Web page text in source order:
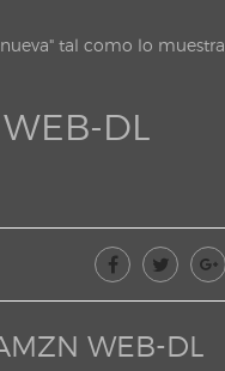
tal como lo muestra
DL
WEB-DL